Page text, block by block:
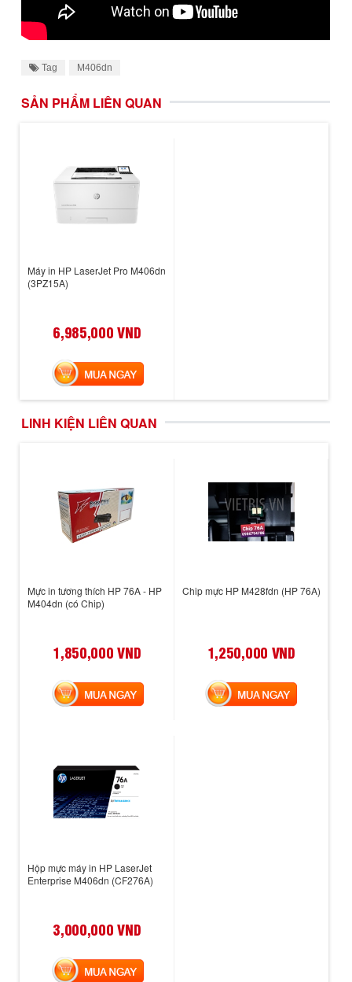
Tag M406dn
SẢN PHẨM LIÊN QUAN
Máy in HP LaserJet Pro M406dn
(3PZ15A)
6,985,000 VND
MUA NGAY
LINH KIỆN LIÊN QUAN
Mực in tương thích HP 76A - HP
M404dn (có Chip)
1,850,000 VND
MUA NGAY
Chip mực HP M428fdn (HP 76A)
1,250,000 VND
MUA NGAY
Hộp mực máy in HP LaserJet
Enterprise M406dn (CF276A)
3,000,000 VND
MUA NGAY